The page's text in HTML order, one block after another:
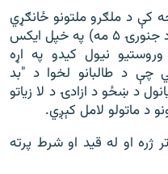
کې د ملګرو ملتونو ځانګړي
راپورتر ریچارډ بینیټ پرون جمعه (د جنورۍ ۵ مه) په خپل ایکس
نیول کیدو په اړه
چې د طالبانو لخوا د "بد
د ښځو د ازادۍ د لا زیاتو
د ماتولو لامل کېږي.
ژره او له قید او شرط پرته